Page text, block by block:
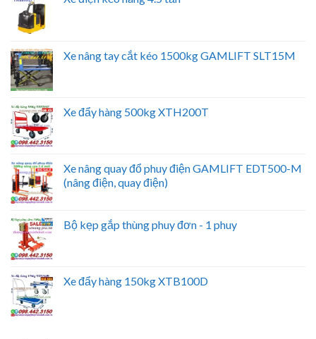
Xe nâng tay cắt kéo 1500kg GAMLIFT SLT15M
Xe đẩy hàng 500kg XTH200T
Xe nâng quay đổ phuy điện GAMLIFT EDT500-M
(nâng điện, quay điện)
Bộ kẹp gắp thùng phuy đơn - 1 phuy
Xe đẩy hàng 150kg XTB100D